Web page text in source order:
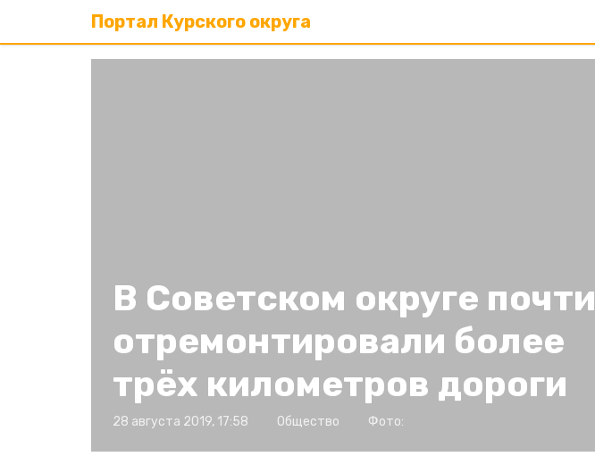
Портал Курского округа
В Советском округе почти
отремонтировали более
трёх километров дороги
28 августа 2019, 17:58 Общество Фото: